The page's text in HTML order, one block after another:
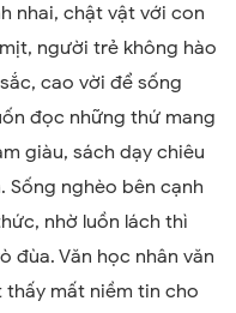
nhai, chật vật với con
người trẻ không hào
cao vời để sống
đọc những thứ mang
giàu, sách dạy chiêu
Sống nghèo bên cạnh
nhờ luồn lách thì
đùa. Văn học nhân văn
thấy mất niềm tin cho